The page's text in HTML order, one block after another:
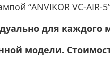
“ANVIKOR VC-AIR-
для каждого
модели.